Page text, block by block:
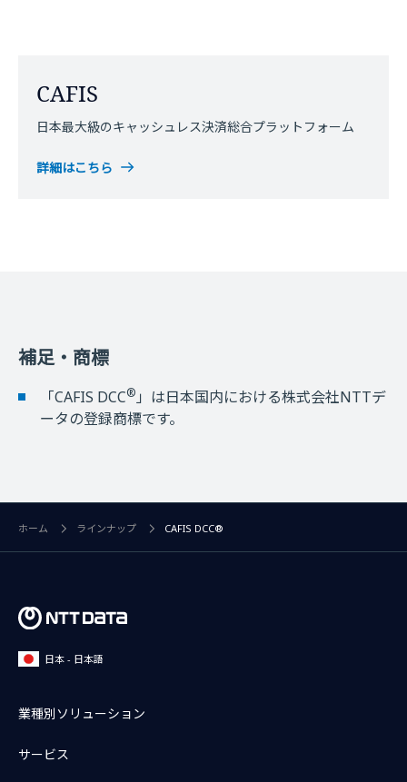
CAFIS
日本最大級のキャッシュレス決済総合プラットフォーム
詳細はこちら
補足・商標
「CAFIS DCC® 」は日本国内における株式会社NTTデ
ータの登録商標です。
ホーム ラインナップ CAFIS DCC®
日本 - 日本語
業種別ソリューション
サービス